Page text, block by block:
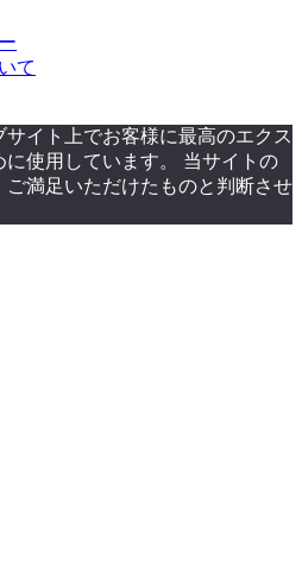
て
イト上でお客様に最高のエクス
使用しています。 当サイトの
満足いただけたものと判断させ